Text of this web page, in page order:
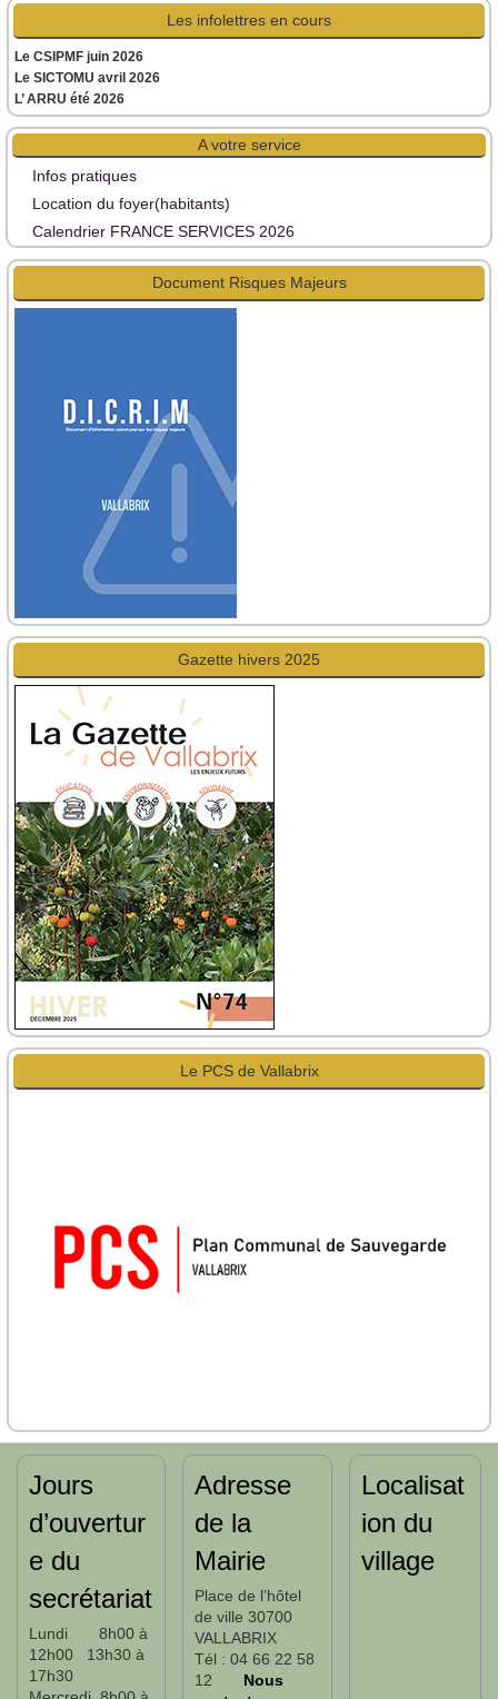
Les infolettres en cours
Le CSIPMF juin 2026
Le SICTOMU avril 2026
L’ ARRU été 2026
A votre service
Infos pratiques
Location du foyer(habitants)
Calendrier FRANCE SERVICES 2026
Document Risques Majeurs
Gazette hivers 2025
Le PCS de Vallabrix
Jours
d’ouvertur
e du
secrétariat
Lundi 8h00 à
12h00 13h30 à
17h30
Adresse
de la
Mairie
Place de l’hôtel
de ville 30700
VALLABRIX
Tél : 04 66 22 58
12 Nous
Localisat
ion du
village